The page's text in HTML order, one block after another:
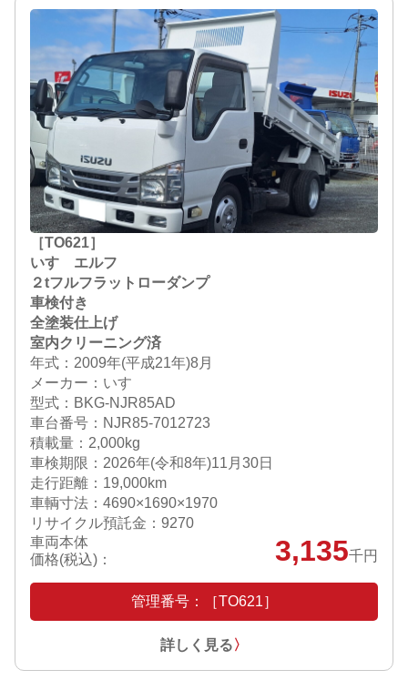
［TO621］
いすゞエルフ
２tフルフラットローダンプ
車検付き
全塗装仕上げ
室内クリーニング済
年式：2009年(平成21年)8月
メーカー：いすゞ
型式：BKG-NJR85AD
車台番号：NJR85-7012723
積載量：2,000kg
車検期限： 2026年(令和8年)11月30日
走行距離：19,000km
車輌寸法：4690×1690×1970
リサイクル預託金：9270
車両本体
価格(税込)：
3,135千円
管理番号：［TO621］
詳しく見る〉